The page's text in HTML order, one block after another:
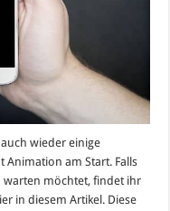
auch wieder einige
Animation am Start. Falls
warten möchtet, findet ihr
in diesem Artikel. Diese